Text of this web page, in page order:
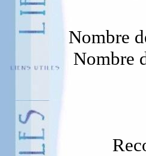
Nombre
Nombre